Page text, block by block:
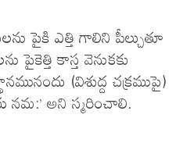
పైకి ఎత్తి గాలిని పీల్చుతూ
పైకెత్తి కాస్త వెనుకకు
(విశుద్ద చక్రముపై)
నమ:’ అని స్మరించాలి.